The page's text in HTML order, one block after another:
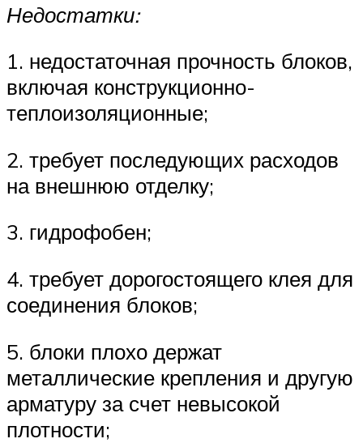
Недостатки:
1. недостаточная прочность блоков,
включая конструкционно-
теплоизоляционные;
2. требует последующих расходов
на внешнюю отделку;
3. гидрофобен;
4. требует дорогостоящего клея для
соединения блоков;
5. блоки плохо держат
металлические крепления и другую
арматуру за счет невысокой
плотности;